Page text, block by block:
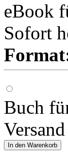
eBook
Sofort
Buch
In den Warenkorb